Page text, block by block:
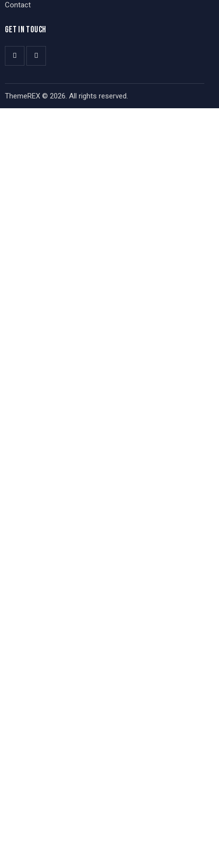
Contact
GET IN TOUCH
ThemeREX © 2026. All rights reserved.